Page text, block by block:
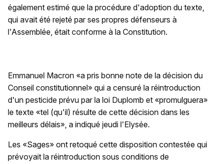
également estimé que la procédure d'adoption du texte,
qui avait été rejeté par ses propres défenseurs à
l'Assemblée, était conforme à la Constitution.
Emmanuel Macron «a pris bonne note de la décision du
Conseil constitutionnel» qui a censuré la réintroduction
d'un pesticide prévu par la loi Duplomb et «promulguera»
le texte «tel (qu'il) résulte de cette décision dans les
meilleurs délais», a indiqué jeudi l'Elysée.
Les «Sages» ont retoqué cette disposition contestée qui
prévoyait la réintroduction sous conditions de